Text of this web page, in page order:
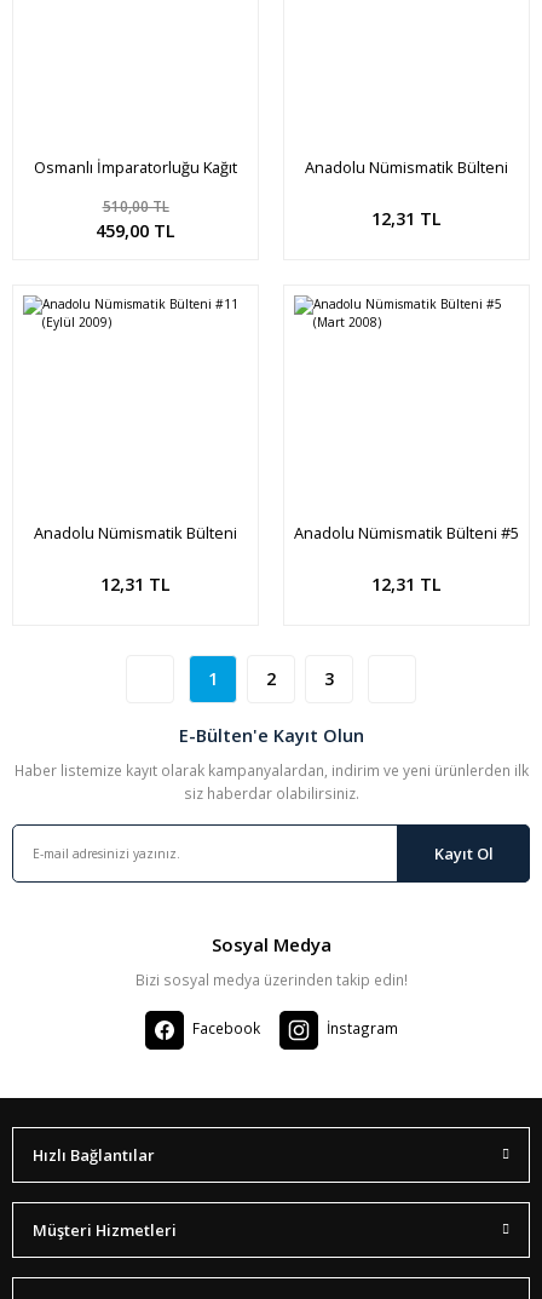
Osmanlı İmparatorluğu Kağıt
510,00 TL
459,00 TL
Sepete Ekle
Anadolu Nümismatik Bülteni
12,31 TL
Sepete Ekle
Anadolu Nümismatik Bülteni
12,31 TL
Sepete Ekle
Anadolu Nümismatik Bülteni #5
12,31 TL
Sepete Ekle
1 2 3
E-Bülten'e Kayıt Olun
Haber listemize kayıt olarak kampanyalardan, indirim ve yeni ürünlerden ilk
siz haberdar olabilirsiniz.
Kayıt Ol
Sosyal Medya
Bizi sosyal medya üzerinden takip edin!
Facebook İnstagram
Hızlı Bağlantılar
Müşteri Hizmetleri